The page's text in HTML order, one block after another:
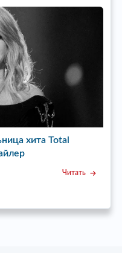
хита Total
Читать